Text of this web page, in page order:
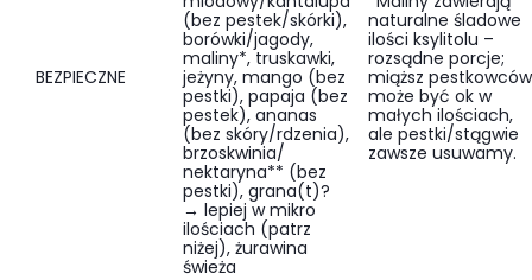
BEZPIECZNE
(bez pestek/skórki),
borówki/jagody,
maliny*, truskawki,
jeżyny, mango (bez
pestki), papaja (bez
pestek), ananas
(bez skóry/rdzenia),
brzoskwinia/
nektaryna** (bez
pestki), grana(t)?
→ lepiej w mikro
ilościach (patrz
niżej), żurawina
świeża
naturalne śladowe
ilości ksylitolu –
rozsądne porcje;
miąższ pestkowców
może być ok w
małych ilościach,
ale pestki/stągwie
zawsze usuwamy.